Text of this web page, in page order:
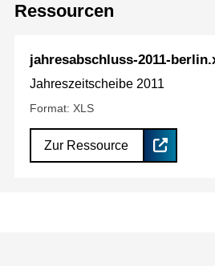
Ressourcen
jahresabschluss-2011-
Jahreszeitscheibe 2011
Format: XLS
Zur Ressource